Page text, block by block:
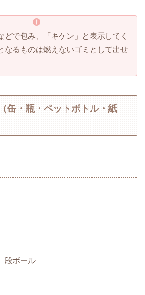
どで包み、「キケン」と表示してく
なるものは燃えないゴミとして出せ
缶・瓶・ペットボトル・紙
段ボール